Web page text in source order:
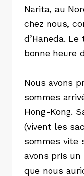
Narita, au
chez nous,
d’Haneda.
bonne heure
Nous avons
sommes
Hong-Kong.
(vivent les
sommes vite
avons pris
que nous